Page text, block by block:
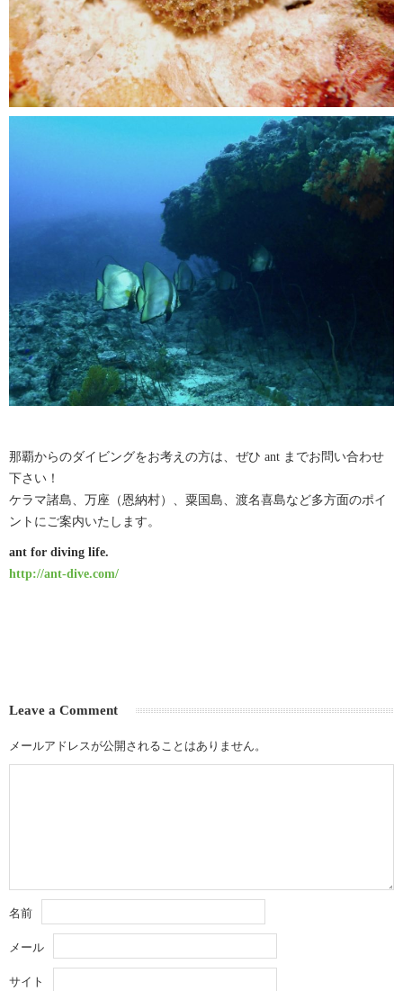
那覇からのダイビングをお考えの方は、ぜひ ant までお問い合わせ
下さい！
ケラマ諸島、万座（恩納村）、粟国島、渡名喜島など多方面のポイ
ントにご案内いたします。
ant for diving life.
http://ant-dive.com/
Leave a Comment
メールアドレスが公開されることはありません。
名前
メール
サイト